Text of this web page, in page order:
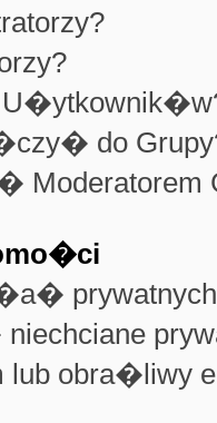
do
Moderatorem
lub obra�liwy